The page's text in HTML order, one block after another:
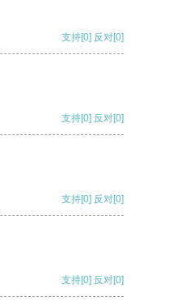
支持[0] 反对[0]
支持[0] 反对[0]
支持[0] 反对[0]
支持[0] 反对[0]